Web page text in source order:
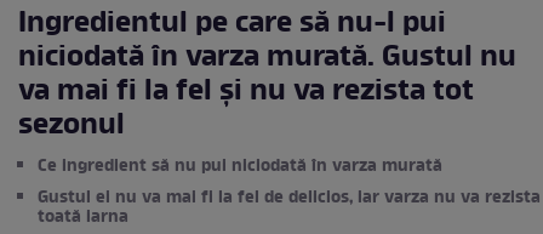
Ingredientul pe care să nu-l pui
niciodată în varza murată. Gustul nu
va mai fi la fel și nu va rezista tot
sezonul
Ce ingredient să nu pui niciodată în varza murată
Gustul ei nu va mai fi la fel de delicios, iar varza nu va rezista
toată iarna